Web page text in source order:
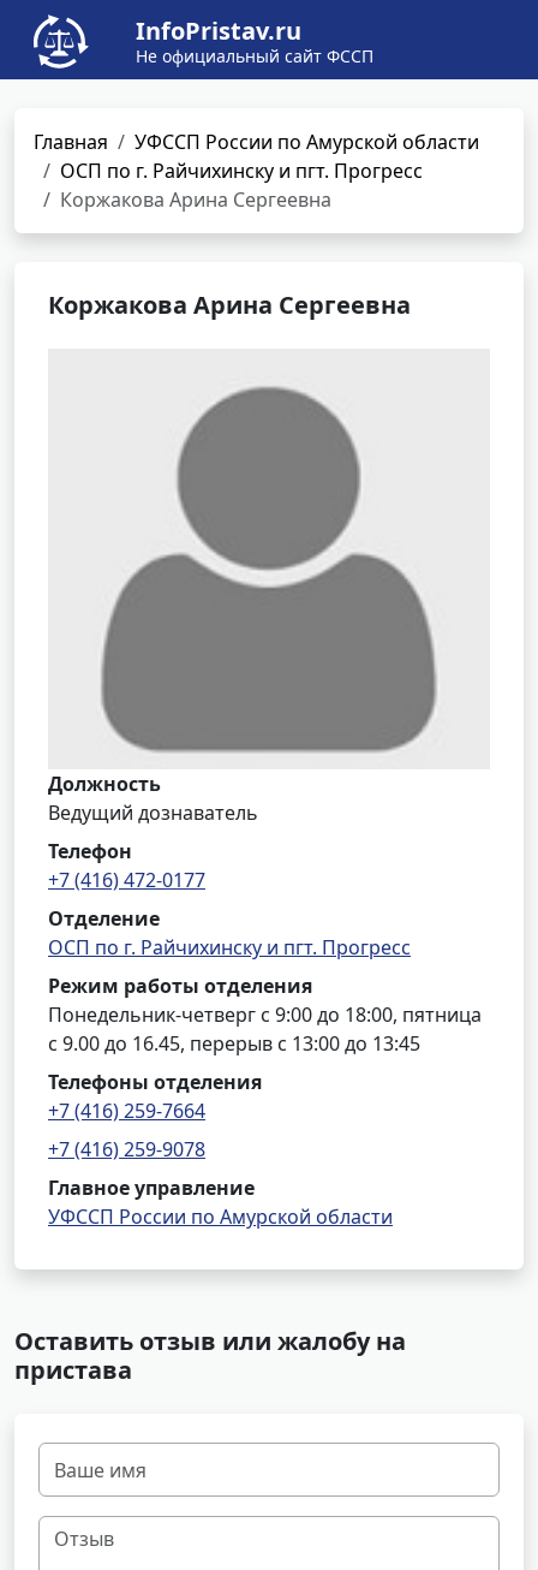
InfoPristav.ru
Не официальный сайт ФССП
Главная
УФССП России по Амурской области
ОСП по г. Райчихинску и пгт. Прогресс
Коржакова Арина Сергеевна
Коржакова Арина Сергеевна
Должность
Ведущий дознаватель
Телефон
+7 (416) 472-0177
Отделение
ОСП по г. Райчихинску и пгт. Прогресс
Режим работы отделения
Понедельник-четверг с 9:00 до 18:00, пятница
с 9.00 до 16.45, перерыв с 13:00 до 13:45
Телефоны отделения
+7 (416) 259-7664
+7 (416) 259-9078
Главное управление
УФССП России по Амурской области
Оставить отзыв или жалобу на
пристава